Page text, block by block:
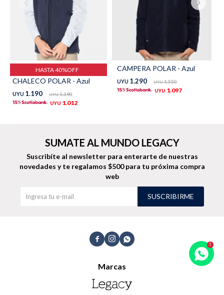
HASTA 40%OFF
CHALECO POLAR - Azul
UYU 1.190 UYU 1.390
UYU 1.012
CAMPERA POLAR - Azul
UYU 1.290 UYU 1.550
UYU 1.097
  
Marcas
SUMATE AL MUNDO LEGACY
Suscribíte al newsletter para enterarte de nuestras
novedades y te regalamos $500 para tu próxima compra
web
SUSCRIBIRME
Bolsos y valijas
TALLES GRANDES Uniformes empresariales
Quiero ser parte Canjear mis puntos
Envíos, cambios y devoluciones